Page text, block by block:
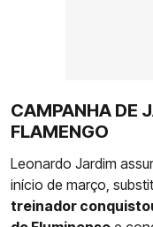
CAMPANHA DE
FLAMENGO
Leonardo Jardim
início de março,
treinador